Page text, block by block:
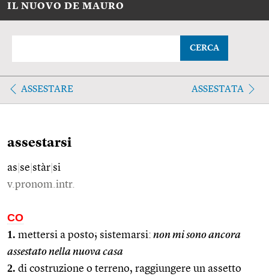
IL NUOVO DE MAURO
CERCA
ASSESTARE ASSESTATA
assestarsi
as se stàr si
v.pronom.intr.
CO
1. mettersi a posto; sistemarsi: non mi sono ancora
assestato nella nuova casa
2. di costruzione o terreno, raggiungere un assetto